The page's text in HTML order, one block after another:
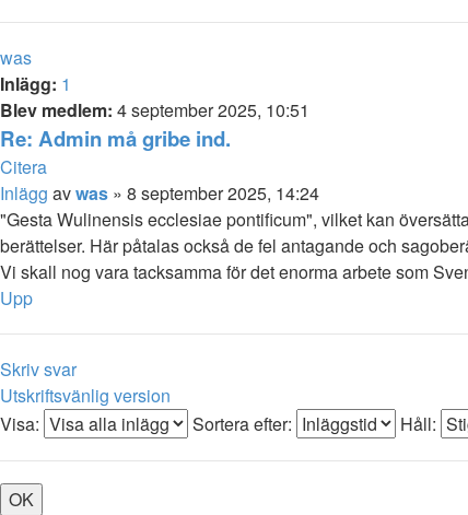
was
Inlägg: 1
Blev medlem: 4 september 2025, 10:51
Re: Admin må gribe ind.
Citera
Inlägg avwas » 8 september 2025, 14:24
"Gesta Wulinensis ecclesiae pontificum", vilket kan
berättelser. Här påtalas också de fel antagande och
Vi skall nog vara tacksamma för det enorma arbete som
Upp
Skriv svar
Utskriftsvänlig version
Visa:
Sortera efter: Håll: